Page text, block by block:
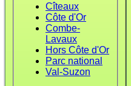
Cîteaux
Côte d'Or
Combe-
Lavaux
Hors Côte d'Or
Parc national
Val-Suzon